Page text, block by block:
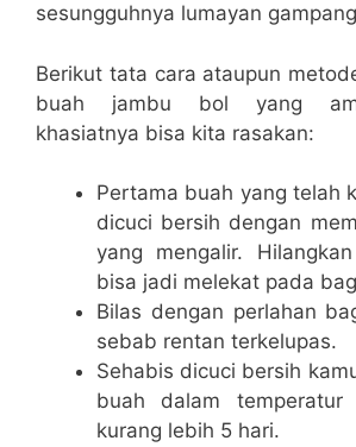
sesungguhnya lumayan
Berikut tata cara ataupun
buah jambu bol yang
khasiatnya bisa kita rasakan:
Pertama buah yang telah
dicuci bersih dengan
yang mengalir.
bisa jadi melekat pada
Bilas dengan perlahan
sebab rentan terkelupas.
Sehabis dicuci bersih
buah dalam temperatur
kurang lebih 5 hari.